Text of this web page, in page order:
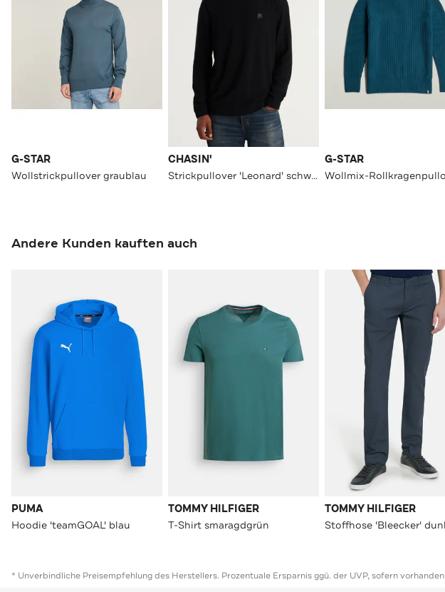
G-STAR
Wollstrickpullover graublau
CHASIN'
Strickpullover 'Leonard' schwarz
G-STAR
Andere Kunden kauften auch
PUMA
Hoodie 'teamGOAL' blau
TOMMY HILFIGER
T-Shirt smaragdgrün
TOMMY HILFIGER
* Unverbindliche Preisempfehlung des Herstellers. Prozentuale Ersparnis ggü. der UVP, sofern vorhanden